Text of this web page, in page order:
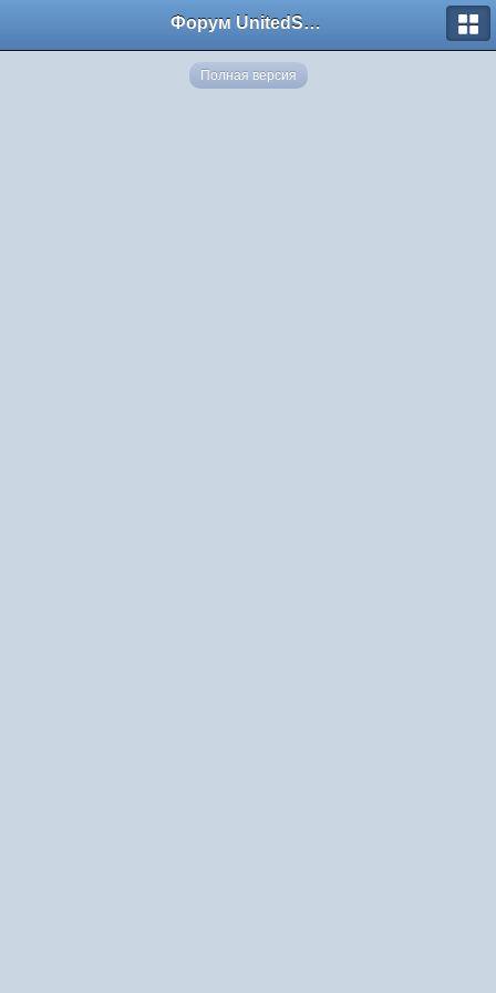
Форум UnitedSouth
Полная версия